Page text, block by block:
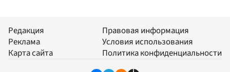
Редакция
Реклама
Карта сайта
Правовая информация
Условия использования
Политика конфиденциальности